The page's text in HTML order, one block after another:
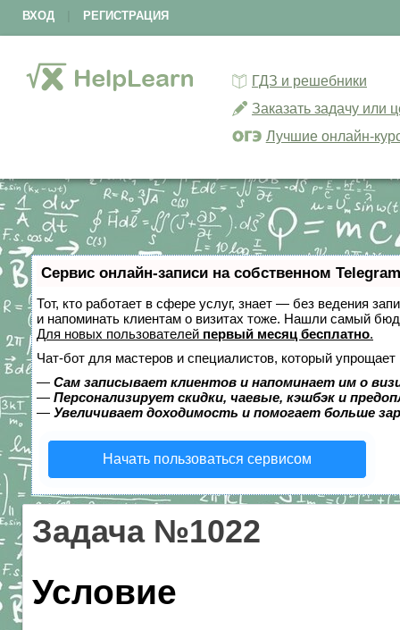
ВХОД РЕГИСТРАЦИЯ
ГДЗ и решебники
Заказать задачу или
Лучшие онлайн-
Сервис онлайн-записи на собственном
Тот, кто работает в сфере услуг, знает — без ведения
и напоминать клиентам о визитах тоже. Нашли самый
Для новых пользователей первый месяц бесплатно.
Чат-бот для мастеров и специалистов, который упрощает
— Сам записывает клиентов и напоминает им о
— Персонализирует скидки, чаевые, кэшбэк и
— Увеличивает доходимость и помогает больше
Начать пользоваться сервисом
Задача №1022
Условие